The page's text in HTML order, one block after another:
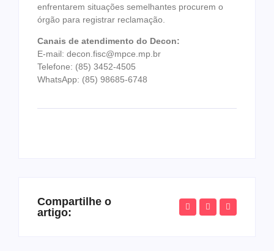
enfrentarem situações semelhantes procurem o
órgão para registrar reclamação.
Canais de atendimento do Decon:
E-mail: decon.fisc@mpce.mp.br
Telefone: (85) 3452-4505
WhatsApp: (85) 98685-6748
Compartilhe o
artigo: